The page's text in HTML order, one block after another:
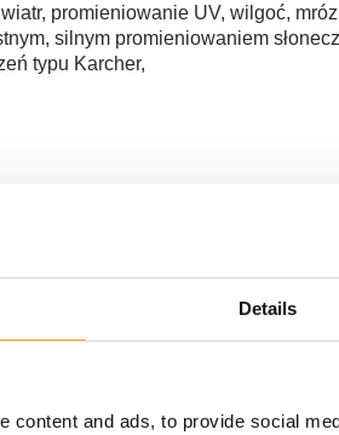
Details
content and ads, to provide social
promieniowanie UV, wilgoć,
silnym promieniowaniem
typu Karcher,
i stabilnie wymiarowego materiału w
o średnicy
wzmocnione
ochronnej. Sugerujemy